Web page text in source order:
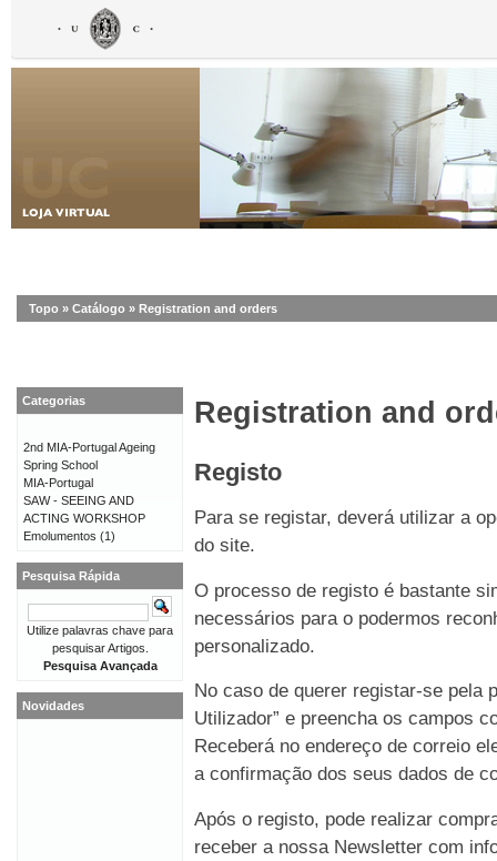
Topo » Catálogo » Registration and orders
Registration and
Registo
Para se registar, deverá utilizar a
do site.
O processo de registo é bastante
necessários para o podermos
personalizado.
No caso de querer registar-se pela
Utilizador” e preencha os campos
Receberá no endereço de correio
a confirmação dos seus dados de
Após o registo, pode realizar
receber a nossa Newsletter com
Categorias
2nd MIA-Portugal Ageing
Spring School
MIA-Portugal
SAW - SEEING AND
ACTING WORKSHOP
Emolumentos (1)
Pesquisa Rápida
Utilize palavras chave para
pesquisar Artigos.
Pesquisa Avançada
Novidades